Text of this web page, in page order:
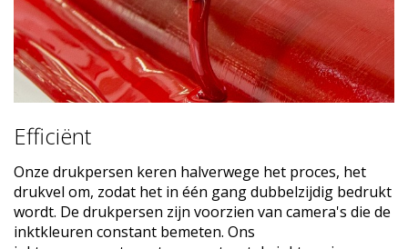
Efficiënt
Onze drukpersen keren halverwege het proces, het
drukvel om, zodat het in één gang dubbelzijdig bedrukt
wordt. De drukpersen zijn voorzien van camera's die de
inktkleuren constant bemeten. Ons